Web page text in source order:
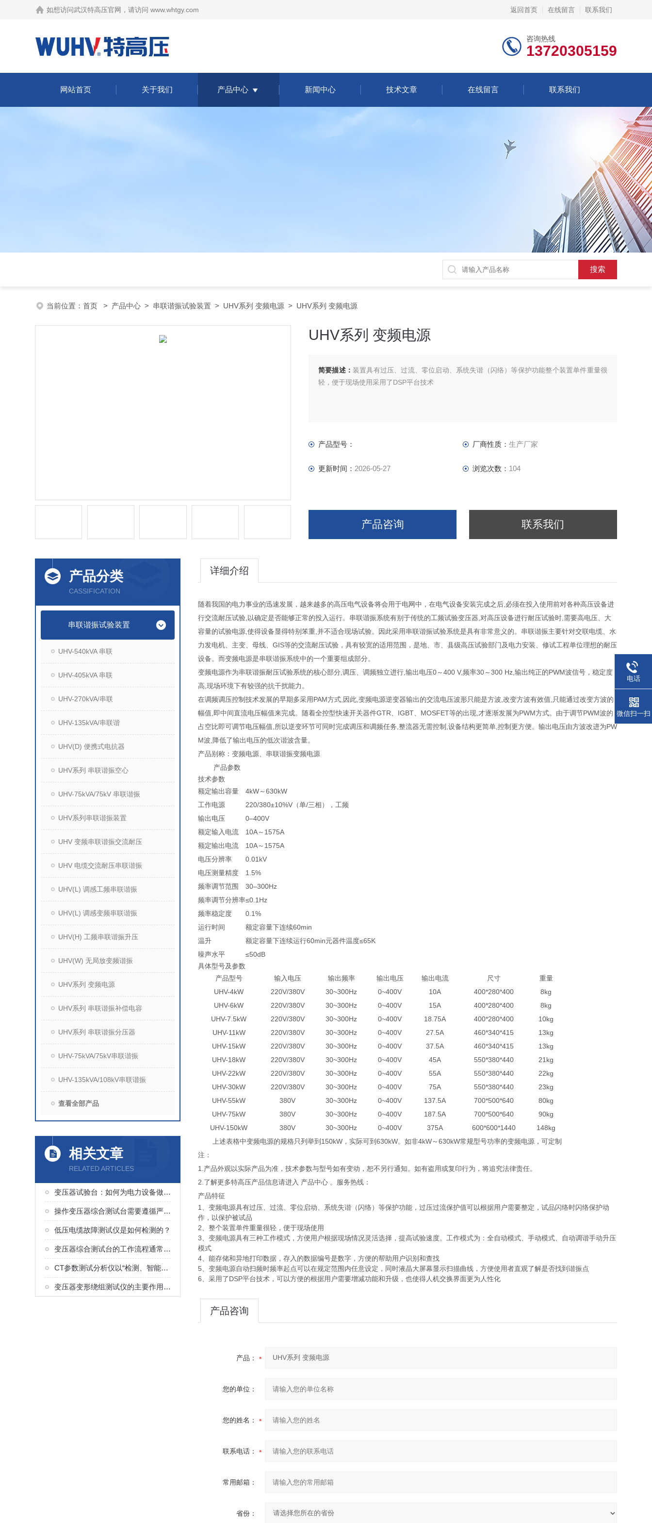
如想访问武汉特高压官网，请访问 www.whtgy.com 返回首页 在线留言 联系我们
咨询热线
13720305159
网站首页 关于我们 产品中心 新闻中心 技术文章 在线留言 联系我们
当前位置： 首页 > 产品中心 > 串联谐振试验装置 > UHV系列 变频电源 > UHV系列 变频电源
UHV系列 变频电源
简要描述： 装置具有过压、过流、零位启动、系统失谐（闪络）等保护功能整个装置单件重量很
轻，便于现场使用采用了DSP平台技术
产品型号： 厂商性质： 生产厂家
更新时间： 2026-05-27 浏览次数： 104
产品咨询 联系我们
产品分类
CASSIFICATION
串联谐振试验装置
UHV-540kVA 串联
UHV-405kVA 串联
UHV-270kVA/串联
UHV-135kVA/串联谐
UHV(D) 便携式电抗器
UHV系列 串联谐振空心
UHV-75kVA/75kV 串联谐振
UHV系列串联谐振装置
UHV 变频串联谐振交流耐压
UHV 电缆交流耐压串联谐振
UHV(L) 调感工频串联谐振
UHV(L) 调感变频串联谐振
UHV(H) 工频串联谐振升压
UHV(W) 无局放变频谐振
UHV系列 变频电源
UHV系列 串联谐振补偿电容
UHV系列 串联谐振分压器
UHV-75kVA/75kV串联谐振
UHV-135kVA/108kV串联谐振
查看全部产品
相关文章
RELATED ARTICLES
变压器试验台：如何为电力设备做“体检”？
操作变压器综合测试台需要遵循严格的安全规程
低压电缆故障测试仪是如何检测的？
变压器综合测试台的工作流程通常分为以下几个环节
CT参数测试分析仪以“检测、智能便捷”为核心
变压器变形绕组测试仪的主要作用与价值
详细介绍
随着我国的电力事业的迅速发展，越来越多的高压电气设备将会用于电网中，在电气设备安装完成之后,必须在投入使用前对各种高压设备进
行交流耐压试验,以确定是否能够正常的投入运行。串联谐振系统有别于传统的工频试验变压器,对高压设备进行耐压试验时,需要高电压、大
容量的试验电源,使得设备显得特别笨重,并不适合现场试验。因此采用串联谐振试验系统是具有非常意义的。串联谐振主要针对交联电缆、水
力发电机、主变、母线、GIS等的交流耐压试验，具有较宽的适用范围，是地、市、县级高压试验部门及电力安装、修试工程单位理想的耐压
设备。而变频电源是串联谐振系统中的一个重要组成部分。
变频电源作为串联谐振耐压试验系统的核心部分,调压、调频独立进行,输出电压0～400 V,频率30～300 Hz,输出纯正的PWM波信号，稳定度
高,现场环境下有较强的抗干扰能力。
在调频调压控制技术发展的早期多采用PAM方式,因此,变频电源逆变器输出的交流电压波形只能是方波,改变方波有效值,只能通过改变方波的
幅值,即中间直流电压幅值来完成。随着全控型快速开关器件GTR、IGBT、MOSFET等的出现,才逐渐发展为PWM方式。由于调节PWM波的
占空比即可调节电压幅值,所以逆变环节可同时完成调压和调频任务,整流器无需控制,设备结构更简单,控制更方便。输出电压由方波改进为PW
M波,降低了输出电压的低次谐波含量。
产品别称：变频电源、串联谐振变频电源
产品参数
技术参数
额定输出容量
4kW～630kW
工作电源
220/380±10%V（单/三相），工频
输出电压
0–400V
额定输入电流
10A～1575A
额定输出电流
10A～1575A
电压分辨率
0.01kV
电压测量精度
1.5%
频率调节范围
30–300Hz
频率调节分辨率≤0.1Hz
频率稳定度
0.1%
运行时间
额定容量下连续60min
温升
额定容量下连续运行60min元器件温度≤65K
噪声水平
≤50dB
具体型号及参数
产品型号
输入电压 输出频率 输出电压 输出电流 尺寸
重量
UHV-4kW
220V/380V 30~300Hz 0~400V 10A 400*280*400
8kg
UHV-6kW
220V/380V 30~300Hz 0~400V 15A 400*280*400
8kg
UHV-7.5kW
220V/380V 30~300Hz 0~400V 18.75A 400*280*400
10kg
UHV-11kW
220V/380V 30~300Hz 0~400V 27.5A 460*340*415
13kg
UHV-15kW
220V/380V 30~300Hz 0~400V 37.5A 460*340*415
13kg
UHV-18kW
220V/380V 30~300Hz 0~400V 45A 550*380*440
21kg
UHV-22kW
220V/380V 30~300Hz 0~400V 55A 550*380*440
22kg
UHV-30kW
220V/380V 30~300Hz 0~400V 75A 550*380*440
23kg
UHV-55kW
380V 30~300Hz 0~400V 137.5A 700*500*640
80kg
UHV-75kW
380V 30~300Hz 0~400V 187.5A 700*500*640
90kg
UHV-150kW
380V 30~300Hz 0~400V 375A 600*600*1440
148kg
上述表格中变频电源的规格只列举到150kW，实际可到630kW。如非4kW～630kW常规型号功率的变频电源，可定制
注：
1.产品外观以实际产品为准，技术参数与型号如有变动，恕不另行通知。如有盗用或复印行为，将追究法律责任。
2.了解更多特高压产品信息请进入 产品中心 。服务热线：
产品特征
1、变频电源具有过压、过流、零位启动、系统失谐（闪络）等保护功能，过压过流保护值可以根据用户需要整定，试品闪络时闪络保护动
作，以保护被试品
2、整个装置单件重量很轻，便于现场使用
3、变频电源具有三种工作模式，方便用户根据现场情况灵活选择，提高试验速度。工作模式为：全自动模式、手动模式、自动调谐手动升压
模式
4、能存储和异地打印数据，存入的数据编号是数字，方便的帮助用户识别和查找
5、变频电源自动扫频时频率起点可以在规定范围内任意设定，同时液晶大屏幕显示扫描曲线，方便使用者直观了解是否找到谐振点
6、采用了DSP平台技术，可以方便的根据用户需要增减功能和升级，也使得人机交换界面更为人性化
产品咨询
产品：
您的单位：
您的姓名：
联系电话：
常用邮箱：
省份：
电话
微信扫一扫